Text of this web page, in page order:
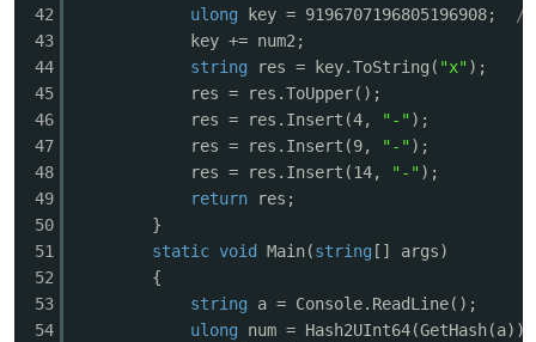
42
43
44
45
46
47
48
49
50
51
52
53
54
ulong
key = 9196707196805196908;
//
key += num2;
string
res = key.ToString( "x");
res = res.ToUpper();
res = res.Insert(4,
"-");
res = res.Insert(9,
"-");
res = res.Insert(14,
"-");
return
res;
}
static void Main(string [] args)
{
string
a = Console.ReadLine();
ulong
num = Hash2UInt64(GetHash(a));